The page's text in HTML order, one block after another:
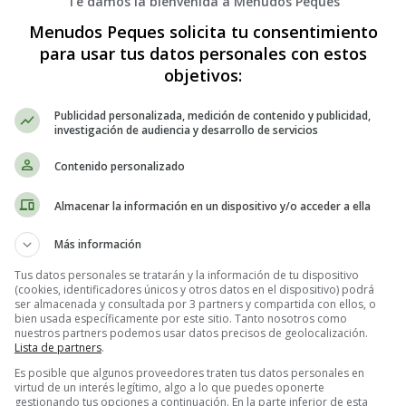
medicamentos bipolares incluyen estabilizadores del estado de
depresión y evitar las recaídas. Todos estos medicamentos se han
otros. El riesgo sigue existiendo, pero es pequeño.
no tratado durante el embarazo
tratado puede aumentar el riesgo de tener un bebé prematuro o
dejan de tomar la medicación durante el embarazo tienen
el riesgo de abuso de sustancias, tabaquismo, falta de cuidados
al parto es aún más arriesgado que durante el embarazo . Se
una situación de peligro para ella y su bebé.
informa a tu médico si hay antecedentes de trastorno bipolar
embarazo puede ser un factor desencadenante de un nuevo
irritabilidad, energía inusualmente alta, pensamientos acelerados
Menudos Peques solicita tu consentimiento
para usar tus datos personales con estos
objetivos:
Publicidad personalizada, medición de contenido y publicidad,
investigación de audiencia y desarrollo de servicios
Contenido personalizado
Almacenar la información en un dispositivo y/o acceder a ella
Más información
Tus datos personales se tratarán y la información de tu dispositivo
(cookies, identificadores únicos y otros datos en el dispositivo) podrá
ser almacenada y consultada por 3 partners y compartida con ellos, o
bien usada específicamente por este sitio. Tanto nosotros como
nuestros partners podemos usar datos precisos de geolocalización.
Lista de partners.
Es posible que algunos proveedores traten tus datos personales en
virtud de un interés legítimo, algo a lo que puedes oponerte
gestionando tus opciones a continuación. En la parte inferior de esta